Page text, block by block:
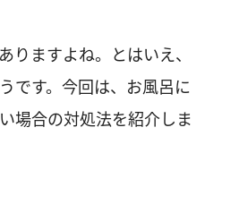
ますよね。とはいえ、
です。今回は、お風呂に
場合の対処法を紹介しま